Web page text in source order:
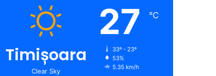
Timișoara
Clear Sky
27 ℃
33º - 23º
53%
5.35 km/h